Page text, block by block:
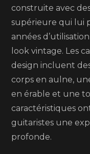
construite avec
supérieure qui lui
années
look vintage. Les
design incluent
corps en aulne,
en érable et une
caractéristiques
guitaristes une
profonde.